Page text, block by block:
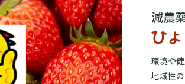
減農
環境や
地域性